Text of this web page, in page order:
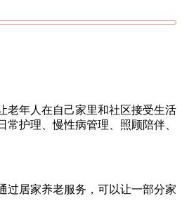
老年人在自己家里和社区接受生活
护理、慢性病管理、照顾陪伴、
过居家养老服务，可以让一部分家